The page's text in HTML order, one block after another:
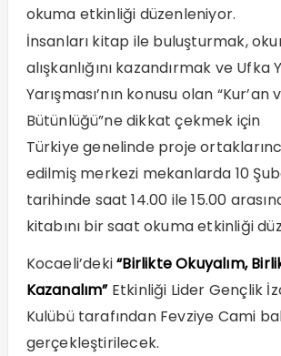
okuma etkinliği düzenleniyor.
İnsanları kitap ile buluşturmak,
alışkanlığını kazandırmak ve Ufka
Yarışması’nın konusu olan “Kur’an
Bütünlüğü”ne dikkat çekmek için
Türkiye genelinde proje
edilmiş merkezi mekanlarda 10
tarihinde saat 14.00 ile 15.00
kitabını bir saat okuma etkinliği
Kocaeli’deki“Birlikte Okuyalım,
Kazanalım”Etkinliği Lider Gençlik
Kulübü tarafından Fevziye Cami
gerçekleştirilecek.